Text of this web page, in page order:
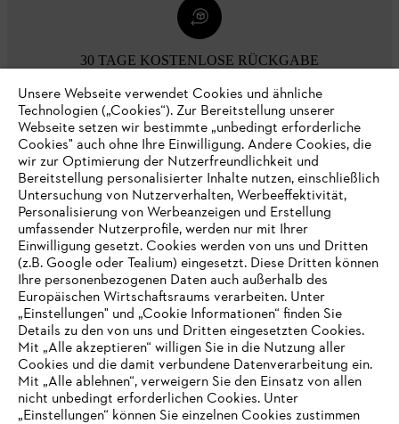
30 TAGE KOSTENLOSE RÜCKGABE
Zahlungsmöglichkeiten
Unternehmen
Online Shop
IHR BROWSER WIRD NICHT
Unsere Webseite verwendet Cookies und ähnliche
Technologien („Cookies“). Zur Bereitstellung unserer
Webseite setzen wir bestimmte „unbedingt erforderliche
Cookies" auch ohne Ihre Einwilligung. Andere Cookies, die
wir zur Optimierung der Nutzerfreundlichkeit und
Bereitstellung personalisierter Inhalte nutzen, einschließlich
Untersuchung von Nutzerverhalten, Werbeeffektivität,
Personalisierung von Werbeanzeigen und Erstellung
umfassender Nutzerprofile, werden nur mit Ihrer
Einwilligung gesetzt. Cookies werden von uns und Dritten
(z.B. Google oder Tealium) eingesetzt. Diese Dritten können
Ihre personenbezogenen Daten auch außerhalb des
Europäischen Wirtschaftsraums verarbeiten. Unter
„Einstellungen" und „Cookie Informationen“ finden Sie
Details zu den von uns und Dritten eingesetzten Cookies.
Mit „Alle akzeptieren“ willigen Sie in die Nutzung aller
Cookies und die damit verbundene Datenverarbeitung ein.
Mit „Alle ablehnen“, verweigern Sie den Einsatz von allen
nicht unbedingt erforderlichen Cookies. Unter
„Einstellungen“ können Sie einzelnen Cookies zustimmen